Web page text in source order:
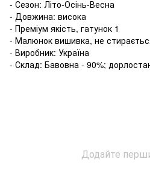
- Сезон: Літо-Осінь-Весна
- Довжина: висока
- Преміум якість, гатунок 1
- Малюнок вишивка, не
- Виробник: Україна
- Склад: Бавовна - 90%;
Додайте